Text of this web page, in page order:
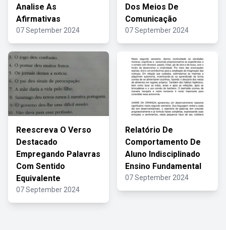
Analise As
Afirmativas
07 September 2024
Dos Meios De
Comunicação
07 September 2024
Reescreva O Verso
Destacado
Empregando Palavras
Com Sentido
Equivalente
07 September 2024
Relatório De
Comportamento De
Aluno Indisciplinado
Ensino Fundamental
07 September 2024